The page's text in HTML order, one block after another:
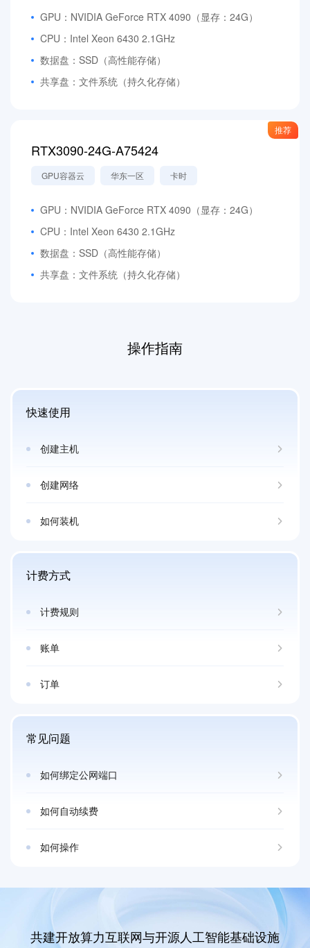
GPU：NVIDIA GeForce RTX 4090（显存：24G）
CPU：Intel Xeon 6430 2.1GHz
数据盘：SSD（高性能存储）
共享盘：文件系统（持久化存储）
推荐
RTX3090-24G-A75424
GPU容器云 华东一区 卡时
GPU：NVIDIA GeForce RTX 4090（显存：24G）
CPU：Intel Xeon 6430 2.1GHz
数据盘：SSD（高性能存储）
共享盘：文件系统（持久化存储）
操作指南
快速使用
创建主机
创建网络
如何装机
计费方式
计费规则
账单
订单
常见问题
如何绑定公网端口
如何自动续费
如何操作
共建开放算力互联网与开源人工智能基础设施